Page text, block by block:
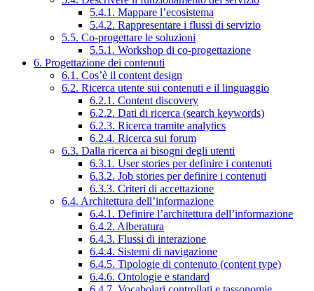
5.4.1. Mappare l’ecosistema
5.4.2. Rappresentare i flussi di servizio
5.5. Co-progettare le soluzioni
5.5.1. Workshop di co-progettazione
6. Progettazione dei contenuti
6.1. Cos’è il content design
6.2. Ricerca utente sui contenuti e il linguaggio
6.2.1. Content discovery
6.2.2. Dati di ricerca (search keywords)
6.2.3. Ricerca tramite analytics
6.2.4. Ricerca sui forum
6.3. Dalla ricerca ai bisogni degli utenti
6.3.1. User stories per definire i contenuti
6.3.2. Job stories per definire i contenuti
6.3.3. Criteri di accettazione
6.4. Architettura dell’informazione
6.4.1. Definire l’architettura dell’informazione
6.4.2. Alberatura
6.4.3. Flussi di interazione
6.4.4. Sistemi di navigazione
6.4.5. Tipologie di contenuto (content type)
6.4.6. Ontologie e standard